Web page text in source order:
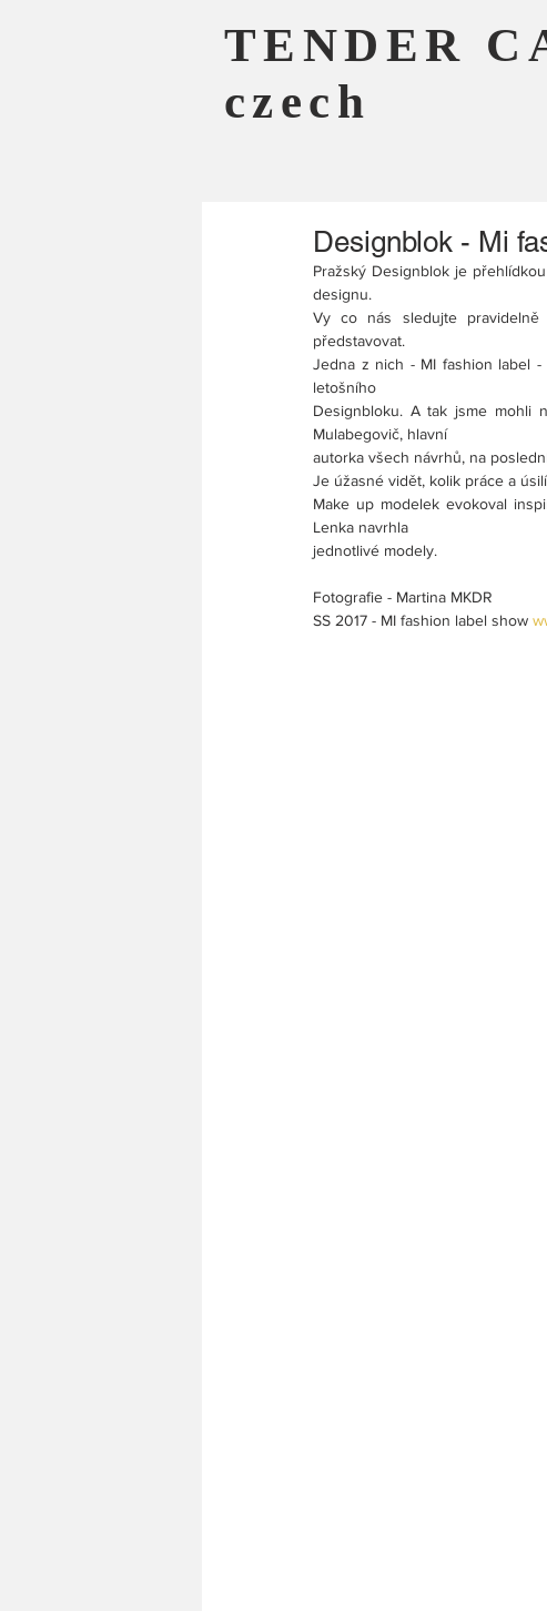
TENDER
czech
Designblok - Mi
Pražský Designblok je
designu.
Vy co nás sledujte
představovat.
Jedna z nich - MI fashion label
letošního
Designbloku. A tak jsme mohli
Mulabegovič, hlavní
autorka všech návrhů, na
Je úžasné vidět, kolik práce a
Make up modelek evokoval
Lenka navrhla
jednotlivé modely.
Fotografie - Martina MKDR
SS 2017 - MI fashion label show